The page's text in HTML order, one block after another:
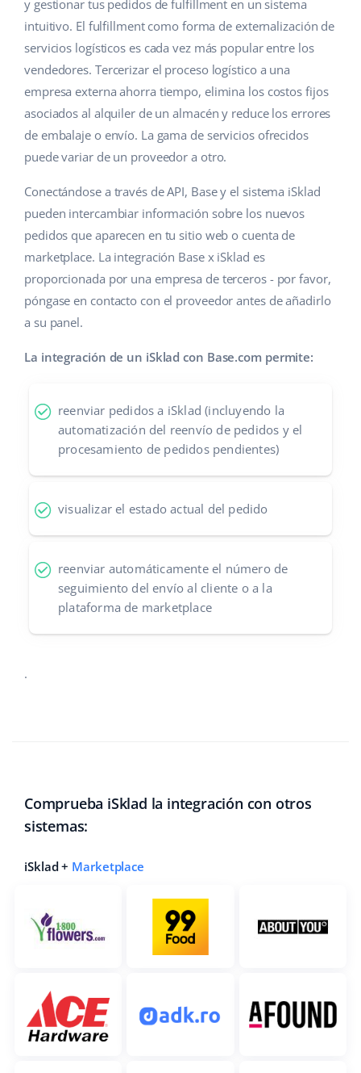
Gestión de envíos
Automatizaciones
Base Connect
IA para e-commerce
Hogar y jardinería
Productos infantiles
Electrónica
Piezas de automóviles
Supermercado
Salud y belleza
Moda
Ayuda
Base Academy
Servicios
Auditoría de cuentas
Otros
Calculadora de beneficios
Cooperación y socios
english (US)
english (GB)
english (IN)
čeština
deutsch
Ελληνικά
español (AR)
español (MX)
Italiano
português (BR)
română
y gestionar tus pedidos de fulfillment en un sistema
intuitivo. El fulfillment como forma de externalización de
servicios logísticos es cada vez más popular entre los
vendedores. Tercerizar el proceso logístico a una
empresa externa ahorra tiempo, elimina los costos fijos
asociados al alquiler de un almacén y reduce los errores
de embalaje o envío. La gama de servicios ofrecidos
puede variar de un proveedor a otro.
Conectándose a través de API, Base y el sistema iSklad
pueden intercambiar información sobre los nuevos
pedidos que aparecen en tu sitio web o cuenta de
marketplace. La integración Base x iSklad es
proporcionada por una empresa de terceros - por favor,
póngase en contacto con el proveedor antes de añadirlo
a su panel.
La integración de un iSklad con Base.com permite:
reenviar pedidos a iSklad (incluyendo la
automatización del reenvío de pedidos y el
procesamiento de pedidos pendientes)
visualizar el estado actual del pedido
reenviar automáticamente el número de
seguimiento del envío al cliente o a la
plataforma de marketplace
.
Comprueba iSklad la integración con otros
sistemas:
iSklad + Marketplace